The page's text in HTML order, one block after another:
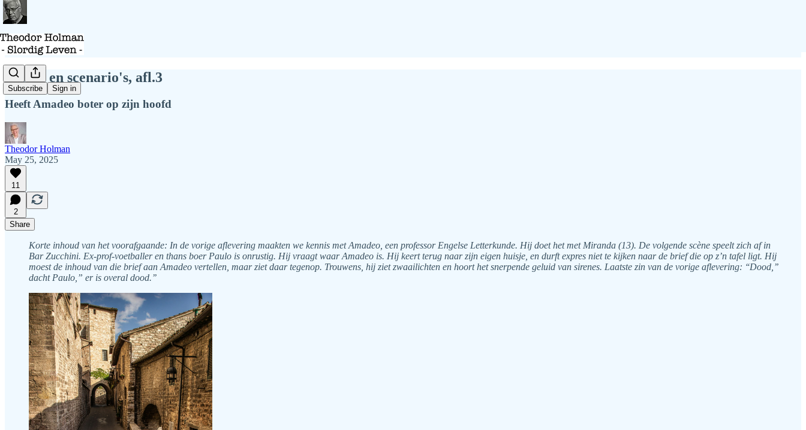
Subscribe Sign in
Scènes en scenario's, afl.3
Heeft Amadeo boter op zijn hoofd
Theodor Holman
May 25, 2025
11
2
Share
Korte inhoud van het voorafgaande: In de vorige aflevering maakten we kennis met Amadeo, een professor Engelse Letterkunde. Hij doet het met Miranda (13). De volgende scène speelt zich af in
Bar Zucchini. Ex-prof-voetballer en thans boer Paulo is onrustig. Hij vraagt waar Amadeo is. Hij keert terug naar zijn eigen huisje, en durft expres niet te kijken naar de brief die op z’n tafel ligt. Hij
moest de inhoud van die brief aan Amadeo vertellen, maar ziet daar tegenop. Trouwens, hij ziet zwaailichten en hoort het snerpende geluid van sirenes. Laatste zin van de vorige aflevering: ‘‘Dood,’’
dacht Paulo,” er is overal dood.’’